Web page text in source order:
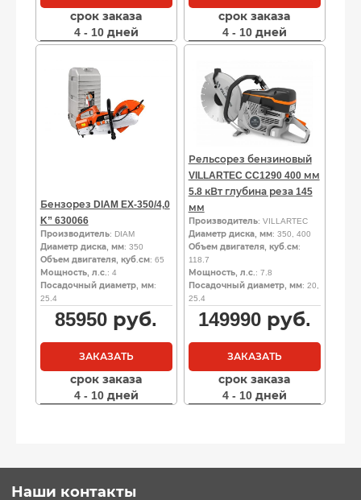
срок заказа
4 - 10 дней
срок заказа
4 - 10 дней
Бензорез DIAM EX-350/4,0
K” 630066
Производитель: DIAM
Диаметр диска, мм: 350
Объем двигателя, куб.см: 65
Мощность, л.с.: 4
Посадочный диаметр, мм:
25.4
85950 руб.
ЗАКАЗАТЬ
срок заказа
4 - 10 дней
Рельсорез бензиновый
VILLARTEC CC1290 400 мм
5.8 кВт глубина реза 145
мм
Производитель: VILLARTEC
Диаметр диска, мм: 350, 400
Объем двигателя, куб.см:
118.7
Мощность, л.с.: 7.8
Посадочный диаметр, мм: 20,
25.4
149990руб.
ЗАКАЗАТЬ
срок заказа
4 - 10 дней
Наши контакты